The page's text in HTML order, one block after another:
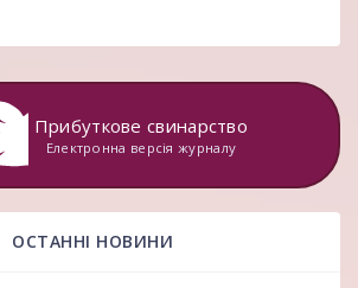
Прибуткове свинарство
Електронна версія журналу
ОСТАННІ НОВИНИ